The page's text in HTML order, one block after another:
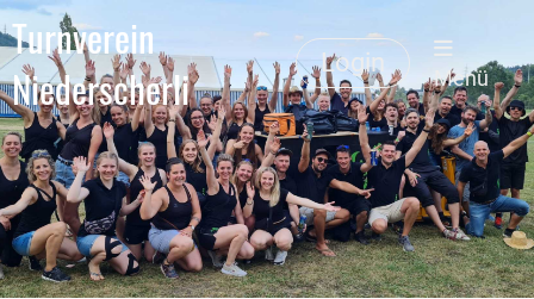
Turnverein
Niederscherli
Login
Menü